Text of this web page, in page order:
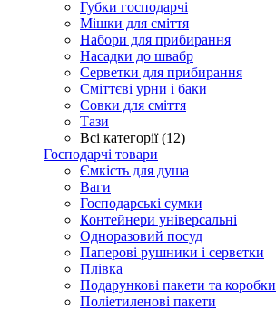
Губки господарчі
Мішки для сміття
Набори для прибирання
Насадки до швабр
Серветки для прибирання
Сміттєві урни і баки
Совки для сміття
Тази
Всі категорії (12)
Господарчі товари
Ємкість для душа
Ваги
Господарські сумки
Контейнери універсальні
Одноразовий посуд
Паперові рушники і серветки
Плівка
Подарункові пакети та коробки
Поліетиленові пакети